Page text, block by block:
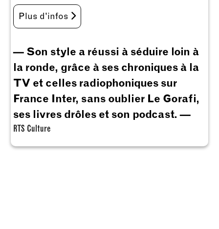
Plus d'infos
— Son style a réussi à séduire loin à
la ronde, grâce à ses chroniques à la
TV et celles radiophoniques sur
France Inter, sans oublier Le Gorafi,
ses livres drôles et son podcast. —
RTS Culture